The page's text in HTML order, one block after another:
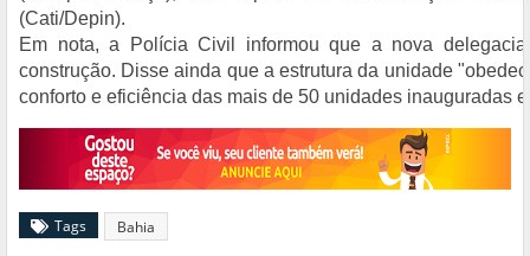
(Cati/Depin).
Em nota, a Polícia Civil informou que a nova
construção. Disse ainda que a estrutura da unidade
conforto e eficiência das mais de 50 unidades inauguradas
Tags Bahia